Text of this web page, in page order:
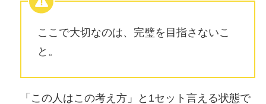
ここで大切なのは、完璧を目指さないこ
と。
「この人はこの考え方」と1セット言える状態で